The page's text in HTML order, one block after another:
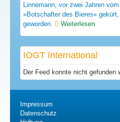
Linnemann, vor zwei Jahren
»Botschafter des Bieres«
geworden.
Weiterlesen
IOGT International
Der Feed konnte nicht gefunden
Impressum
Datenschutz